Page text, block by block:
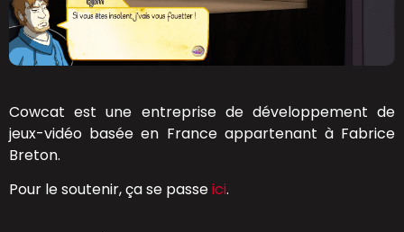
Cowcat est une entreprise de développement de
jeux-vidéo basée en France appartenant à Fabrice
Breton.
Pour le soutenir, ça se passeici.